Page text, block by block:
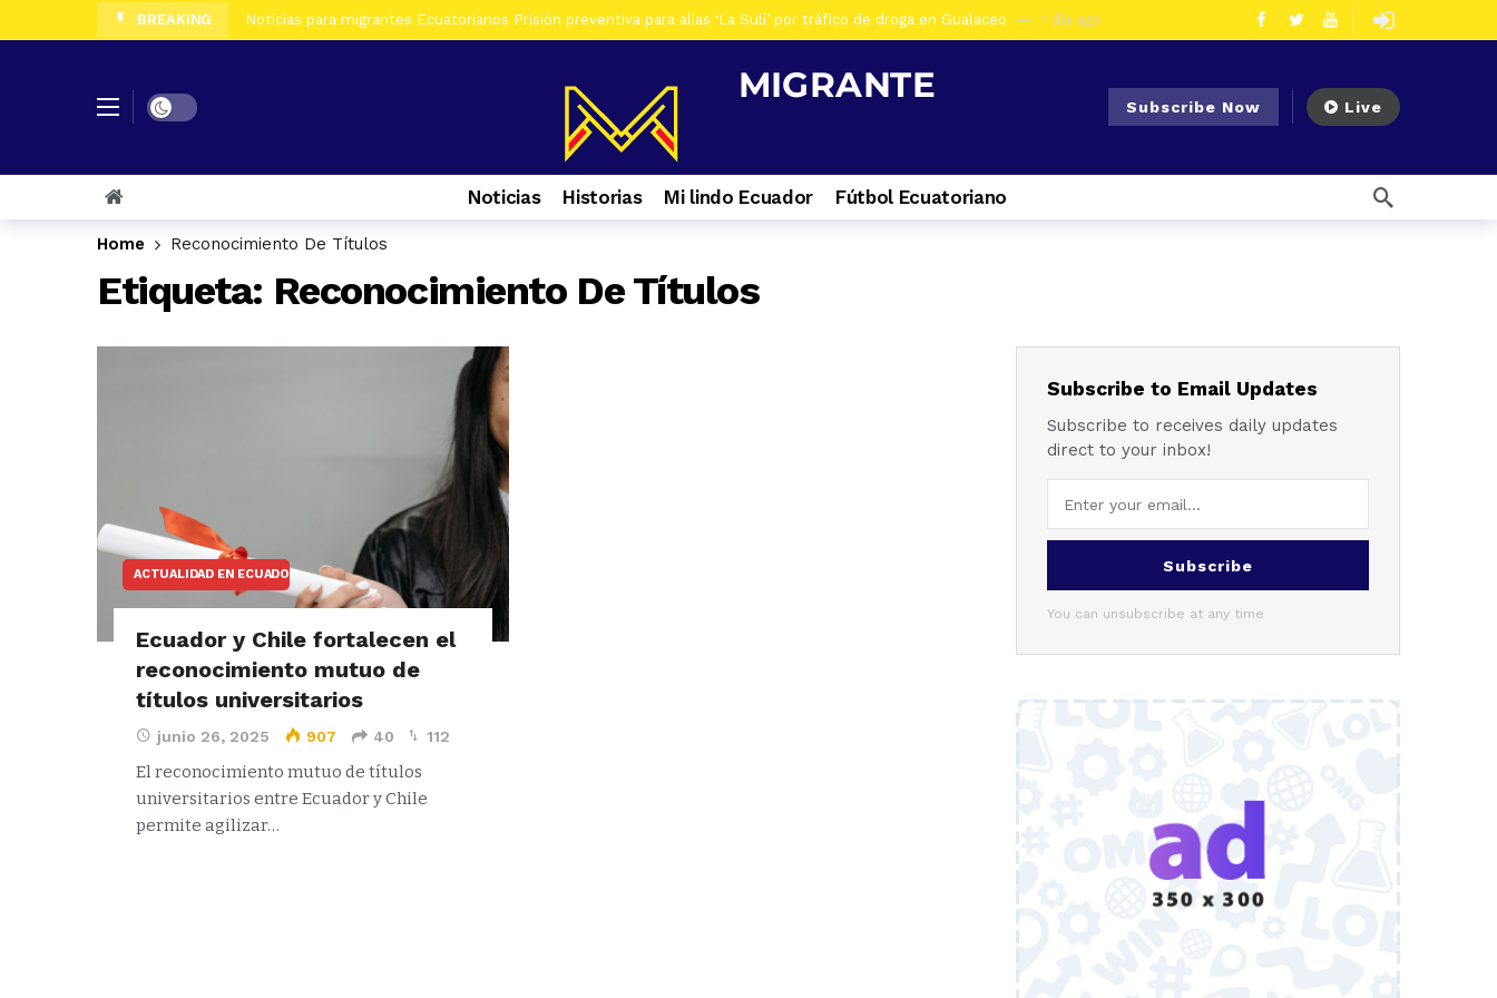
BREAKING Noticias para migrantes Ecuatorianos Prisión preventiva para alias ‘La Suli’ por tráfico de droga en Gualaceo 1 día ago
Noticias para migrantes Ecuatorianos Al menos 7 heridos por accidente de tránsito en el ingreso a Zhiña, en la vía Cuenca – Loja 4 días ago
Noticias para migrantes Ecuatorianos Cinco farmacias clausuradas por comercializar productos irregulares en Azogues 4 días ago
Noticias para migrantes Ecuatorianos Casa era utilizada para almacenar armas en La Troncal. Hay una mujer detenida
Noticias para migrantes Ecuatorianos Contactos de emergencia para quienes caminan a El Cisne
Noticias para migrantes Ecuatorianos Selva Eterna, el santuario que cuida la vida silvestre del sureste del Ecuador
Dark mode Subscribe Now Live
Noticias Historias Mi lindo Ecuador Fútbol Ecuatoriano
Home Reconocimiento De Títulos
Etiqueta: Reconocimiento De Títulos
ACTUALIDAD EN ECUADOR
Ecuador y Chile fortalecen el
reconocimiento mutuo de
títulos universitarios
junio 26, 2025 907 40 112
El reconocimiento mutuo de títulos
universitarios entre Ecuador y Chile
permite agilizar…
Subscribe to Email Updates
Subscribe to receives daily updates
direct to your inbox!
Subscribe
You can unsubscribe at any time